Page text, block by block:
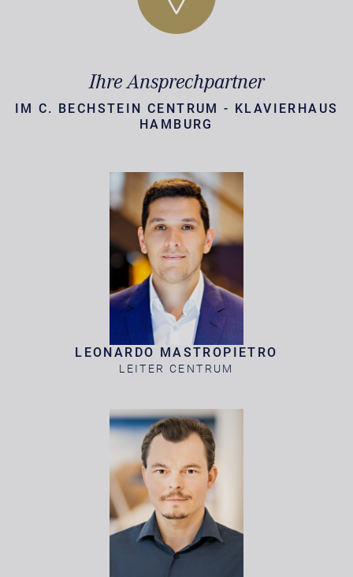
Ihre Ansprechpartner
IM C. BECHSTEIN CENTRUM - KLAVIERHAUS
HAMBURG
LEONARDO MASTROPIETRO
LEITER CENTRUM